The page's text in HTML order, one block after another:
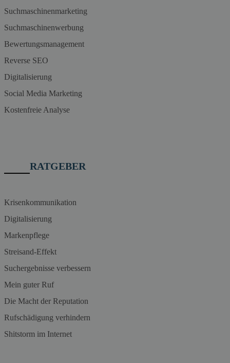
Suchmaschinenmarketing
Suchmaschinenwerbung
Bewertungsmanagement
Reverse SEO
Digitalisierung
Social Media Marketing
Kostenfreie Analyse
RATGEBER
Krisenkommunikation
Digitalisierung
Markenpflege
Streisand-Effekt
Suchergebnisse verbessern
Mein guter Ruf
Die Macht der Reputation
Rufschädigung verhindern
Shitstorm im Internet